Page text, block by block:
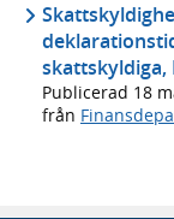
skattskyldiga,
Publicerad 18
från